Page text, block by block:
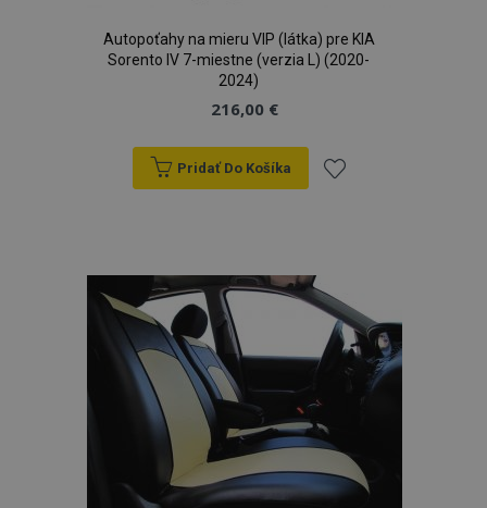
Autopoťahy na mieru VIP (látka) pre KIA
Sorento IV 7-miestne (verzia L) (2020-
2024)
216,00 €
Pridať Do Košíka
zoznamu
prianí